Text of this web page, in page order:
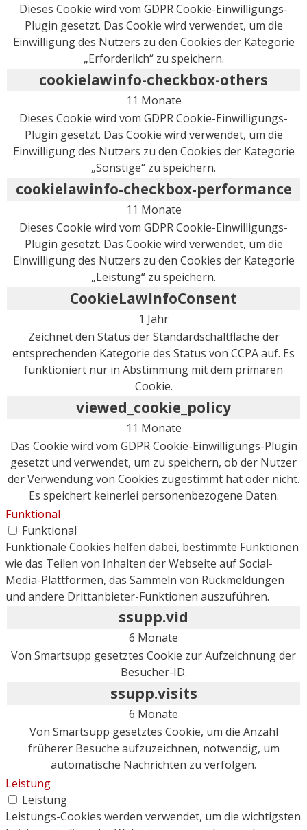
Dieses Cookie wird vom GDPR Cookie-Einwilligungs-
Plugin gesetzt. Das Cookie wird verwendet, um die
Einwilligung des Nutzers zu den Cookies der Kategorie
„Erforderlich“ zu speichern.
cookielawinfo-checkbox-others
11 Monate
Dieses Cookie wird vom GDPR Cookie-Einwilligungs-
Plugin gesetzt. Das Cookie wird verwendet, um die
Einwilligung des Nutzers zu den Cookies der Kategorie
„Sonstige“ zu speichern.
cookielawinfo-checkbox-performance
11 Monate
Dieses Cookie wird vom GDPR Cookie-Einwilligungs-
Plugin gesetzt. Das Cookie wird verwendet, um die
Einwilligung des Nutzers zu den Cookies der Kategorie
„Leistung“ zu speichern.
CookieLawInfoConsent
1 Jahr
Zeichnet den Status der Standardschaltfläche der
entsprechenden Kategorie des Status von CCPA auf. Es
funktioniert nur in Abstimmung mit dem primären
Cookie.
viewed_cookie_policy
11 Monate
Das Cookie wird vom GDPR Cookie-Einwilligungs-Plugin
gesetzt und verwendet, um zu speichern, ob der Nutzer
der Verwendung von Cookies zugestimmt hat oder nicht.
Es speichert keinerlei personenbezogene Daten.
Funktional
Funktional
Funktionale Cookies helfen dabei, bestimmte Funktionen
wie das Teilen von Inhalten der Webseite auf Social-
Media-Plattformen, das Sammeln von Rückmeldungen
und andere Drittanbieter-Funktionen auszuführen.
ssupp.vid
6 Monate
Von Smartsupp gesetztes Cookie zur Aufzeichnung der
Besucher-ID.
ssupp.visits
6 Monate
Von Smartsupp gesetztes Cookie, um die Anzahl
früherer Besuche aufzuzeichnen, notwendig, um
automatische Nachrichten zu verfolgen.
Leistung
Leistung
Leistungs-Cookies werden verwendet, um die wichtigsten